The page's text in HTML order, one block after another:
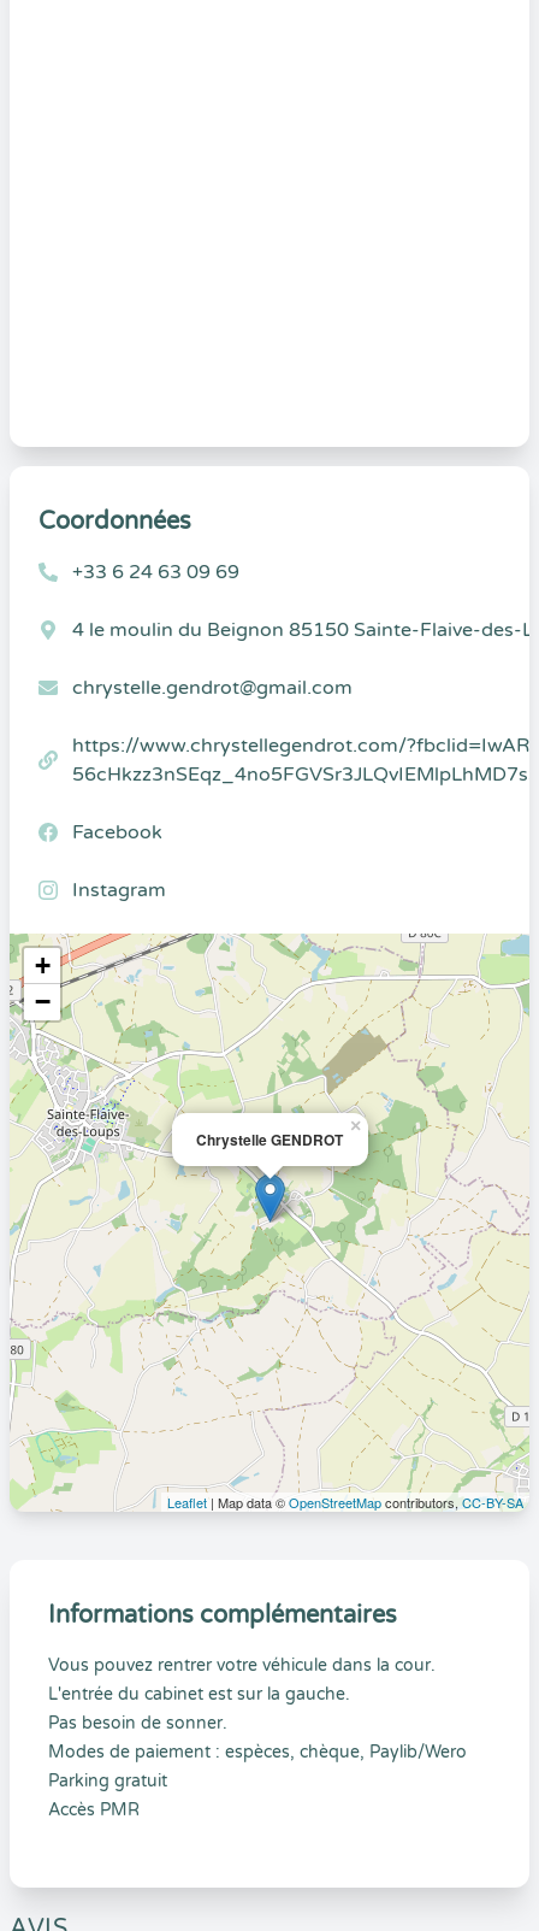
Coordonnées
+33 6 24 63 09 69
4 le moulin du Beignon 85150 Sainte-Flaive-des-
chrystelle.gendrot@gmail.com
https://www.chrystellegendrot.com/
Facebook
Instagram
Chrystelle GENDROT
×
+
−
Leaflet| Map data ©OpenStreetMapcontributors, CC-BY-SA
Informations complémentaires
Vous pouvez rentrer votre véhicule dans la cour.
L'entrée du cabinet est sur la gauche.
Pas besoin de sonner.
Modes de paiement : espèces, chèque, Paylib/Wero
Parking gratuit
Accès PMR